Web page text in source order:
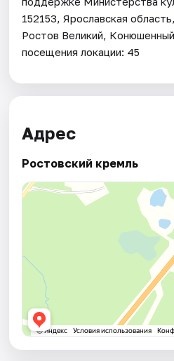
152153, Ярославская
Ростов Великий,
посещения локации: 45
Адрес
Ростовский кремль